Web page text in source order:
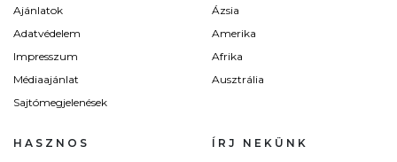
Ajánlatok
Adatvédelem
Impresszum
Médiaajánlat
Sajtómegjelenések
Ázsia
Amerika
Afrika
Ausztrália
HASZNOS ÍRJ NEKÜNK